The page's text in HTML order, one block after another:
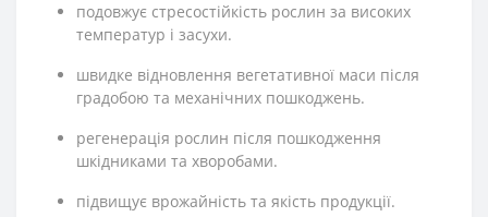
подовжує стресостійкість рослин за високих
температур і засухи.
швидке відновлення вегетативної маси після
градобою та механічних пошкоджень.
регенерація рослин після пошкодження
шкідниками та хворобами.
підвищує врожайність та якість продукції.